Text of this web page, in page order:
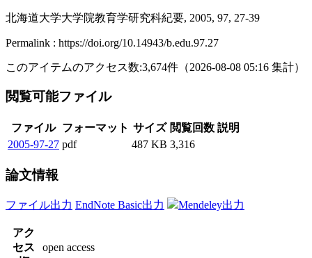
北海道大学大学院教育学研究科紀要, 2005, 97, 27-39
Permalink : https://doi.org/10.14943/b.edu.97.27
このアイテムのアクセス数:3,674件 （2026-08-08 05:16 集計）
閲覧可能ファイル
ファイル フォーマット サイズ 閲覧回数 説明
2005-97-27 pdf 487 KB 3,316
論文情報
ファイル出力 EndNote Basic出力 Mendeley出力
アク
セス
open access